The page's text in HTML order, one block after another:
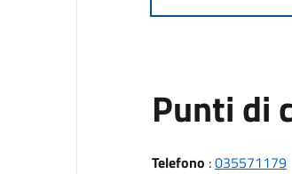
Punti di
Telefono :035571179